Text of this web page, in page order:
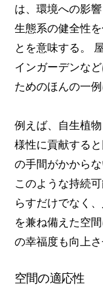
は、環境への影
生態系の健全性
とを意味する。
インガーデンな
ためのほんの一例
例えば、自生植
様性に貢献する
の手間がかから
このような持続
らすだけでなく
を兼ね備えた空
の幸福度も向上さ
空間の適応性